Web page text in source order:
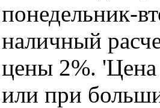
понедельник-
наличный
цены 2%. 'Цена
или при